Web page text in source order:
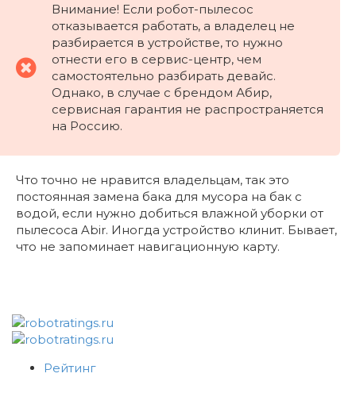
Внимание! Если робот-пылесос
отказывается работать, а владелец не
разбирается в устройстве, то нужно
отнести его в сервис-центр, чем
самостоятельно разбирать девайс.
Однако, в случае с брендом Абир,
сервисная гарантия не распространяется
на Россию.
Что точно не нравится владельцам, так это
постоянная замена бака для мусора на бак с
водой, если нужно добиться влажной уборки от
пылесоса Abir. Иногда устройство клинит. Бывает,
что не запоминает навигационную карту.
Рейтинг